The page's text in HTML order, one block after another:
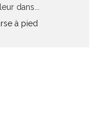
dans...
à pied